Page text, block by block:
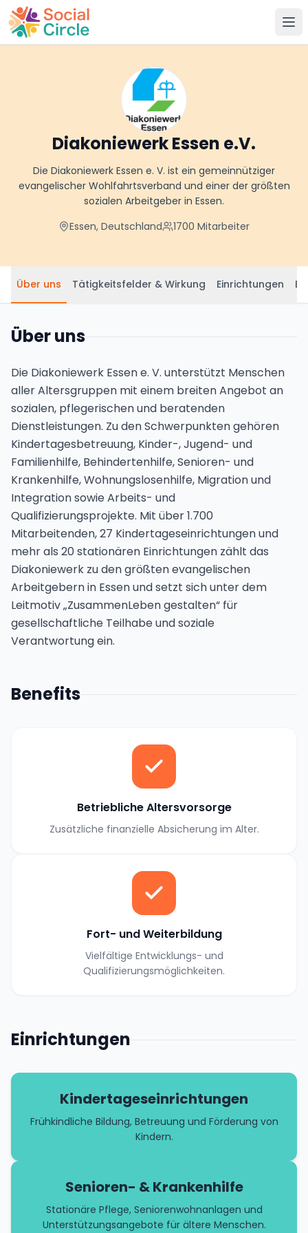
Social Circle
Diakoniewerk Essen e.V.
Die Diakoniewerk Essen e. V. ist ein gemeinnütziger
evangelischer Wohlfahrtsverband und einer der größten
sozialen Arbeitgeber in Essen.
Essen, Deutschland
1700 Mitarbeiter
Über uns Tätigkeitsfelder & Wirkung Einrichtungen
Über uns
Die Diakoniewerk Essen e. V. unterstützt Menschen
aller Altersgruppen mit einem breiten Angebot an
sozialen, pflegerischen und beratenden
Dienstleistungen. Zu den Schwerpunkten gehören
Kindertagesbetreuung, Kinder-, Jugend- und
Familienhilfe, Behindertenhilfe, Senioren- und
Krankenhilfe, Wohnungslosenhilfe, Migration und
Integration sowie Arbeits- und
Qualifizierungsprojekte. Mit über 1.700
Mitarbeitenden, 27 Kindertageseinrichtungen und
mehr als 20 stationären Einrichtungen zählt das
Diakoniewerk zu den größten evangelischen
Arbeitgebern in Essen und setzt sich unter dem
Leitmotiv „ZusammenLeben gestalten“ für
gesellschaftliche Teilhabe und soziale
Verantwortung ein.
Benefits
Betriebliche Altersvorsorge
Zusätzliche finanzielle Absicherung im Alter.
Fort- und Weiterbildung
Vielfältige Entwicklungs- und
Qualifizierungsmöglichkeiten.
Einrichtungen
Kindertageseinrichtungen
Frühkindliche Bildung, Betreuung und Förderung von
Kindern.
Senioren- & Krankenhilfe
Stationäre Pflege, Seniorenwohnanlagen und
Unterstützungsangebote für ältere Menschen.